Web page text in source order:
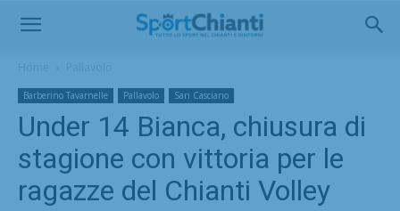
Barberino Tavarnelle Pallavolo San Casciano
Under 14 Bianca, chiusura di
stagione con vittoria per le
ragazze del Chianti Volley